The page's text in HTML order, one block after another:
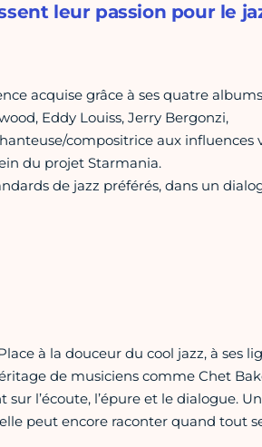
leur passion pour le
acquise grâce à ses quatre
Eddy Louiss, Jerry Bergonzi,
compositrice aux influences
du projet Starmania.
de jazz préférés, dans un
à la douceur du cool jazz, à ses
de musiciens comme Chet
l’écoute, l’épure et le dialogue.
peut encore raconter quand tout